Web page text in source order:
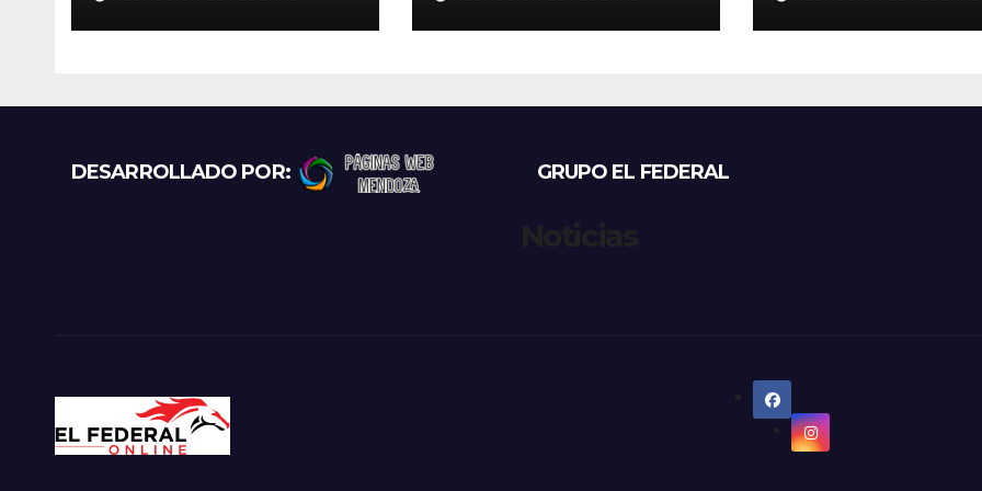
convocado a la
Selección Argentina
evalúan vender a
capitales privados
defendió los
mecanismos de
DESARROLLADO POR: GRUPO EL FEDERAL